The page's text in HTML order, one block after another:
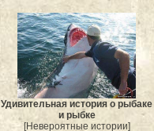
Удивительная история о рыбаке
и рыбке
[Невероятные истории]